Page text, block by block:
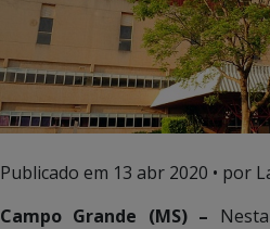
Publicado em 13 abr 2020 • por
Campo Grande (MS) –